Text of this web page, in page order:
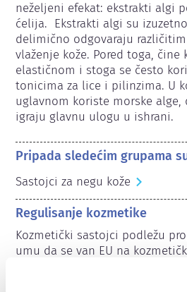
neželjeni efekat: ekstrakti algi
ćelija.  Ekstrakti algi su
delimično odgovaraju
vlaženje kože. Pored toga, čine
elastičnom i stoga se često
tonicima za lice i pilinzima. U
uglavnom koriste morske alge,
igraju glavnu ulogu u ishrani.
Pripada sledećim grupama
Sastojci za negu kože
Regulisanje kozmetike
Kozmetički sastojci podležu
umu da se van EU na